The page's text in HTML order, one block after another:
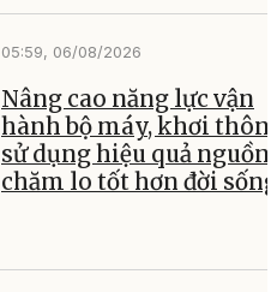
05:59, 06/08/2026
Nâng cao năng lực vận
hành bộ máy, khơi
sử dụng hiệu quả nguồn
chăm lo tốt hơn đời sống